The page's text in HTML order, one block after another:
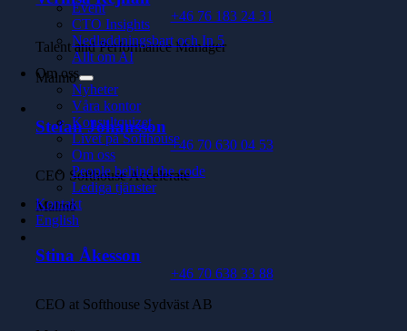
Event
CTO Insights
Nedladdningsbart och In 5
Allt om AI
Om oss
Nyheter
Våra kontor
Konsultquizet
Livet på Softhouse
Om oss
People behind the code
Lediga tjänster
Kontakt
English
+46 76 183 24 31
Talent and Performance Manager
Malmö
Stefan Johansson
+46 70 630 04 53
CEO Softhouse Accelerate
Malmö
Stina Åkesson
+46 70 638 33 88
CEO at Softhouse Sydväst AB